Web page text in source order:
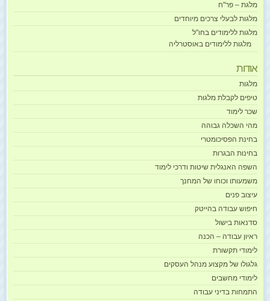
מלגת – פר"ח
מלגות לבעלי צרכים מיוחדים
מלגות ללימודים בחו"ל
מלגות ללימודים באוסטרליה
אודות
מלגות
טיפים לקבלת מלגות
שכר לימוד
מהי השכלה גבוהה
בחינת הפסיכומטרי
בחינות הבגרות
השפה האנגלית שיטות ודרכי לימוד
משמעותו וכוחו של המחנך
עיצוב פנים
חיפוש עבודה בהייטק
סדנאות בישול
ראיון עבודה – הכנה
לימודי תקשורת
גלגולו של מקצוע מנהל העסקים
לימודי מחשבים
התמחות בדיני עבודה